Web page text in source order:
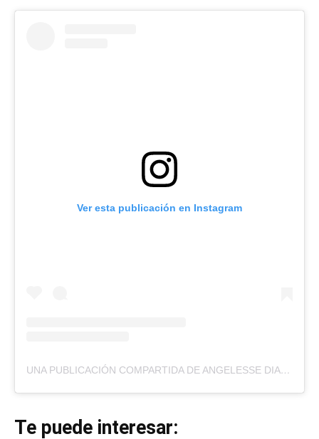
Ver esta publicación en Instagram
UNA PUBLICACIÓN COMPARTIDA DE ANGELESSE DIAZ NAIM (@ANGELESSEDNAIM)
Te puede interesar: